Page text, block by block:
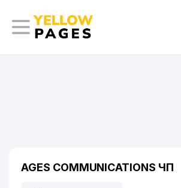
AGES COMMUNICATIONS ЧП